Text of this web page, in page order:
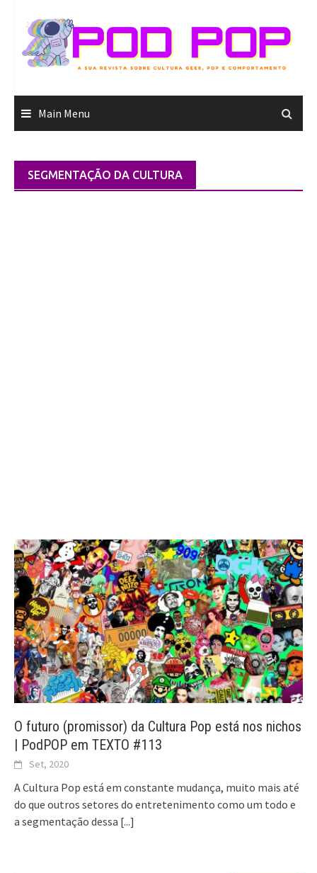
content
Main Menu
SEGMENTAÇÃO DA CULTURA
O futuro (promissor) da Cultura Pop está nos nichos
| PodPOP em TEXTO #113
Set, 2020
A Cultura Pop está em constante mudança, muito mais até
do que outros setores do entretenimento como um todo e
a segmentação dessa [...]